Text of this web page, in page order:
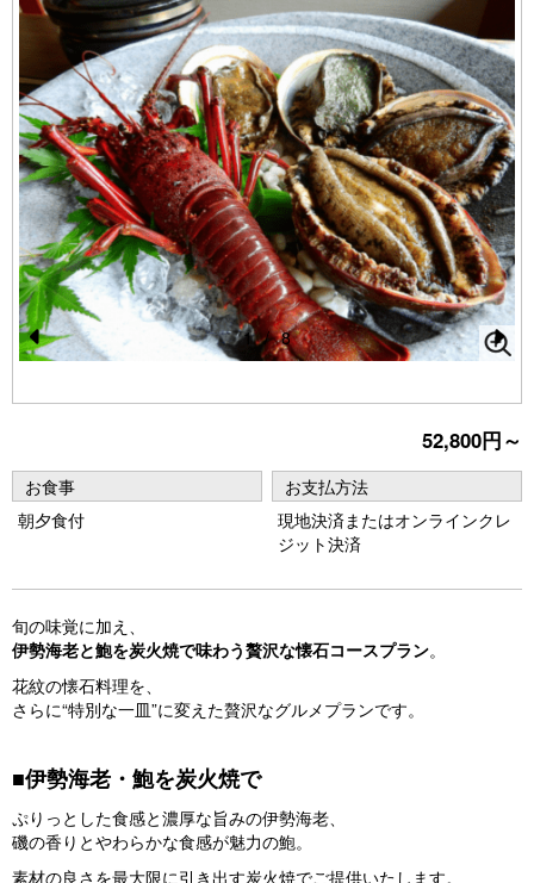
Pr
e
o
u
e
xt
1 / 8
52,800円～
お食事
朝夕食付
お支払方法
現地決済またはオンラインクレ
ジット決済
旬の味覚に加え、
伊勢海老と鮑を炭火焼で味わう贅沢な懐石コースプラン。
花紋の懐石料理を、
さらに“特別な一皿”に変えた贅沢なグルメプランです。
■伊勢海老・鮑を炭火焼で
ぷりっとした食感と濃厚な旨みの伊勢海老、
磯の香りとやわらかな食感が魅力の鮑。
素材の良さを最大限に引き出す炭火焼でご提供いたします。